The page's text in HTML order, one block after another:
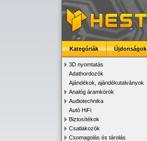
Kategóriák Újdonságok
3D nyomtatás
Adathordozók
Ajándékok, ajándékutalványok
Analóg áramkörök
Audiotechnika
Autó HiFi
Biztosítékok
Csatlakozók
Csomagolás és tárolás